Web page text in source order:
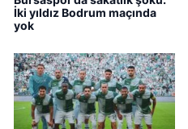
İki yıldız Bodrum maçında
yok